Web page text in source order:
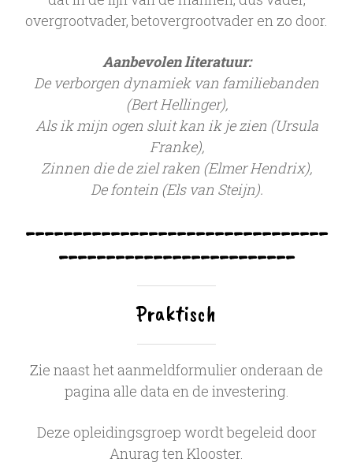
overgrootvader, betovergrootvader en zo door.
Aanbevolen literatuur:
De verborgen dynamiek van familiebanden
(Bert Hellinger),
Als ik mijn ogen sluit kan ik je zien (Ursula
Franke),
Zinnen die de ziel raken (Elmer Hendrix),
De fontein (Els van Steijn).
--------------------------------
-------------------------
Praktisch
Zie naast het aanmeldformulier onderaan de
pagina alle data en de investering.
Deze opleidingsgroep wordt begeleid door
Anurag ten Klooster.